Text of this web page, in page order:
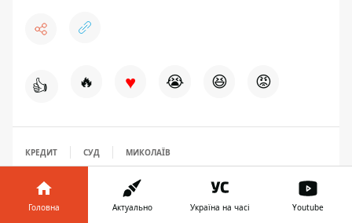
👍 🔥 ♥ 😭 😆 😡
КРЕДИТ СУД МИКОЛАЇВ
Головна Актуально Україна на часі Youtube